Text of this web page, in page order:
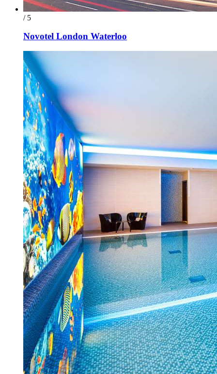
/ 5
Novotel London Waterloo